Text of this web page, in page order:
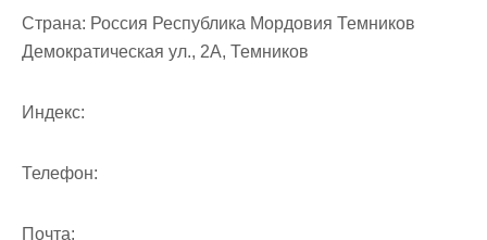
Страна: Россия Республика Мордовия Темников
Демократическая ул., 2А, Темников
Индекс:
Телефон:
Почта: